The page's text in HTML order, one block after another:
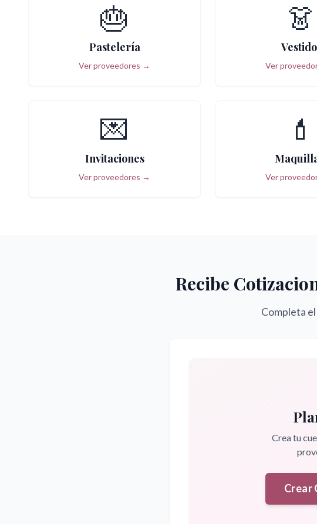
🎂
Pastelería
Ver proveedores →
👗
Ver
💌
Invitaciones
Ver proveedores →
💄
Ver
Recibe
Completa
Crea tu
Crear